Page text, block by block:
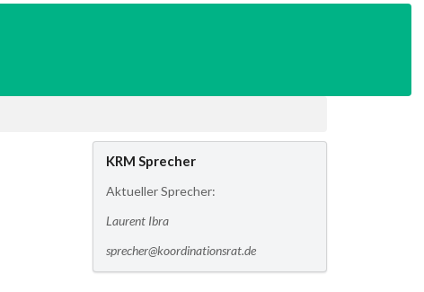
KRM Sprecher
Aktueller Sprecher:
Laurent Ibra
sprecher@koordinationsrat.de